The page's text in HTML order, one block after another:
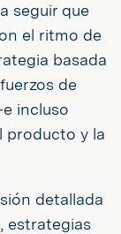
seguir que
el ritmo de
basada
de
incluso
producto y la
detallada
estrategias